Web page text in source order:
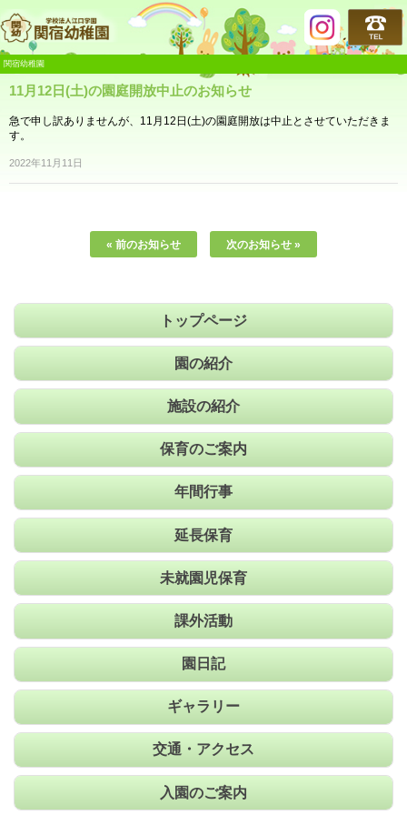
関宿幼稚園
関宿幼稚園
11月12日(土)の園庭開放中止のお知らせ
急で申し訳ありませんが、11月12日(土)の園庭開放は中止とさせていただきま
す。
2022年11月11日
« 前のお知らせ 次のお知らせ »
トップページ
園の紹介
施設の紹介
保育のご案内
年間行事
延長保育
未就園児保育
課外活動
園日記
ギャラリー
交通・アクセス
入園のご案内